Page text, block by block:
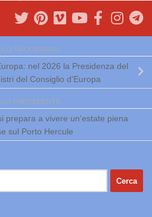
SUCCESSIVO
nel 2026 la Presidenza del
del Consiglio d’Europa
PRECEDENTE
prepara a vivere un’estate piena
sul Porto Hercule